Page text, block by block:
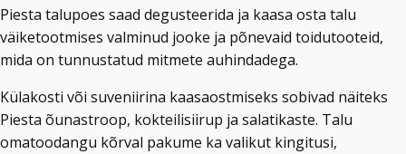
Piesta talupoes saad degusteerida ja kaasa osta talu
väiketootmises valminud jooke ja põnevaid toidutooteid,
mida on tunnustatud mitmete auhindadega.
Külakosti või suveniirina kaasaostmiseks sobivad näiteks
Piesta õunastroop, kokteilisiirup ja salatikaste. Talu
omatoodangu kõrval pakume ka valikut kingitusi,